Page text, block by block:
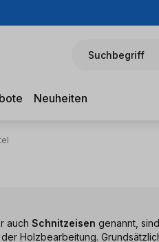
Suchbegriff
Neuheiten
auch Schnitzeisen genannt,
Holzbearbeitung.